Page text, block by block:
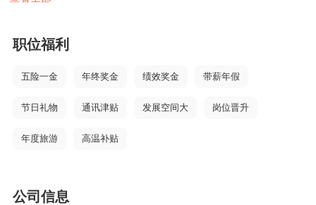
6、建立和管理公司人才储备资料库;
7、负责员工关系管理，了解员工情况，掌握员工思想，及时提
8、领导交办的其他岗位相关工作。
职位福利
五险一金 年终奖金 绩效奖金 带薪年假
节日礼物 通讯津贴 发展空间大 岗位晋升
年度旅游 高温补贴
公司信息